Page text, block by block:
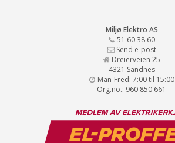
Miljø Elektro AS
51 60 38 60
Send e-post
Dreierveien 25
4321 Sandnes
Man-Fred: 7:00 til 15:00
Org.no.: 960 850 661